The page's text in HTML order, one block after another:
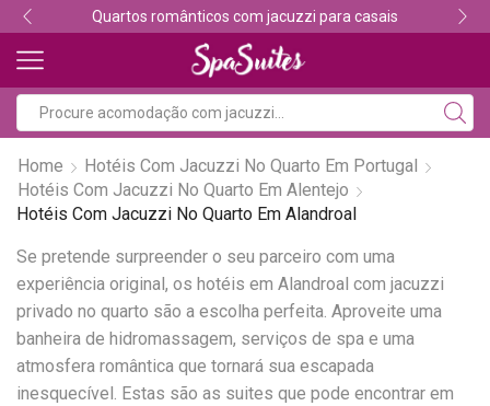
Quartos românticos com jacuzzi para casais
Home
Hotéis Com Jacuzzi No Quarto Em Portugal
Hotéis Com Jacuzzi No Quarto Em Alentejo
Hotéis Com Jacuzzi No Quarto Em Alandroal
Se pretende surpreender o seu parceiro com uma
experiência original, os hotéis em Alandroal com jacuzzi
privado no quarto são a escolha perfeita. Aproveite uma
banheira de hidromassagem, serviços de spa e uma
atmosfera romântica que tornará sua escapada
inesquecível. Estas são as suites que pode encontrar em